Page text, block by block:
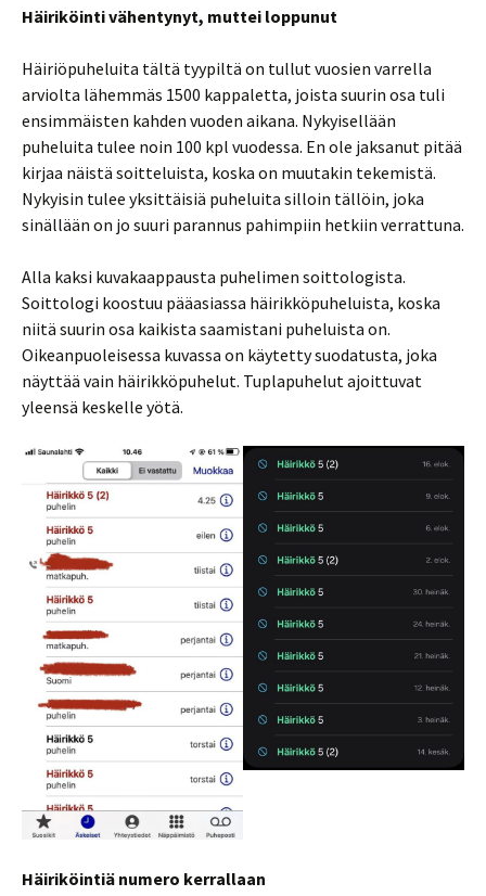
Häiriköinti vähentynyt, muttei loppunut
Häiriöpuheluita tältä tyypiltä on tullut vuosien varrella
arviolta lähemmäs 1500 kappaletta, joista suurin osa tuli
ensimmäisten kahden vuoden aikana. Nykyisellään
puheluita tulee noin 100 kpl vuodessa. En ole jaksanut pitää
kirjaa näistä soitteluista, koska on muutakin tekemistä.
Nykyisin tulee yksittäisiä puheluita silloin tällöin, joka
sinällään on jo suuri parannus pahimpiin hetkiin verrattuna.
Alla kaksi kuvakaappausta puhelimen soittologista.
Soittologi koostuu pääasiassa häirikköpuheluista, koska
niitä suurin osa kaikista saamistani puheluista on.
Oikeanpuoleisessa kuvassa on käytetty suodatusta, joka
näyttää vain häirikköpuhelut. Tuplapuhelut ajoittuvat
yleensä keskelle yötä.
Häiriköintiä numero kerrallaan